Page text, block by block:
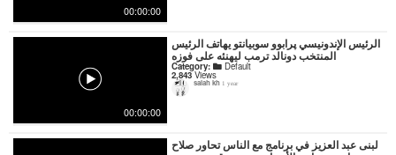
00:00:00
00:00:00
الرئيس الإندونيسي پرابوو سوبيانتو يهاتف الرئيس
المنتخب دونالد ترمب ليهنئه على فوزه
Category: Default
2,843Views
salah kh 1 year
لبنى عبد العزيز في برنامج مع الناس تحاور صلاح